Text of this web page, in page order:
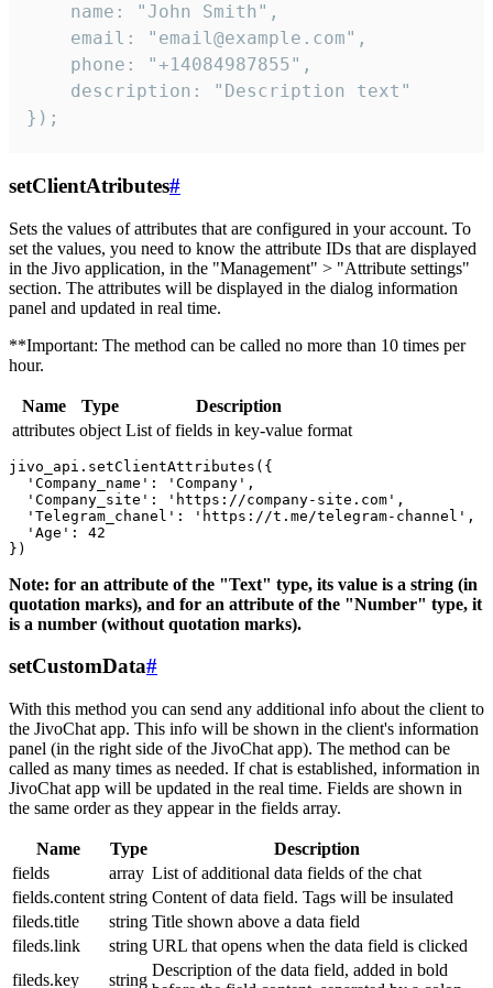
    name: "John Smith",
    email: "email@example.com",
    phone: "+14084987855",
    description: "Description text"
});
setClientAtributes#
Sets the values ​​of attributes that are configured in your account. To
set the values, you need to know the attribute IDs that are displayed
in the Jivo application, in the "Management" > "Attribute settings"
section. The attributes will be displayed in the dialog information
panel and updated in real time.
**Important: The method can be called no more than 10 times per
hour.
Name Type
Description
attributes object List of fields in key-value format
jivo_api.setClientAttributes({
  'Company_name': 'Company',
  'Company_site': 'https://company-site.com',
  'Telegram_chanel': 'https://t.me/telegram-channel',
  'Age': 42
Note: for an attribute of the "Text" type, its value is a string (in
quotation marks), and for an attribute of the "Number" type, it
is a number (without quotation marks).
setCustomData#
With this method you can send any additional info about the client to
the JivoChat app. This info will be shown in the client's information
panel (in the right side of the JivoChat app). The method can be
called as many times as needed. If chat is established, information in
JivoChat app will be updated in the real time. Fields are shown in
the same order as they appear in the fields array.
Name Type
Description
fields
array List of additional data fields of the chat
fields.content string Content of data field. Tags will be insulated
fileds.title
string Title shown above a data field
fileds.link
string URL that opens when the data field is clicked
fileds.key
string
Description of the data field, added in bold